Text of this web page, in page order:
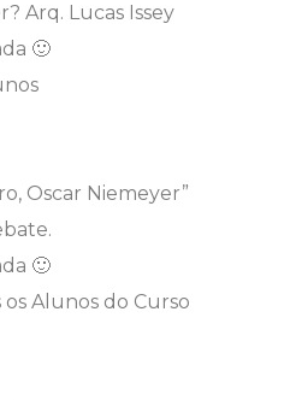
Arq. Lucas Issey
🙂
Oscar Niemeyer”
🙂
Alunos do Curso